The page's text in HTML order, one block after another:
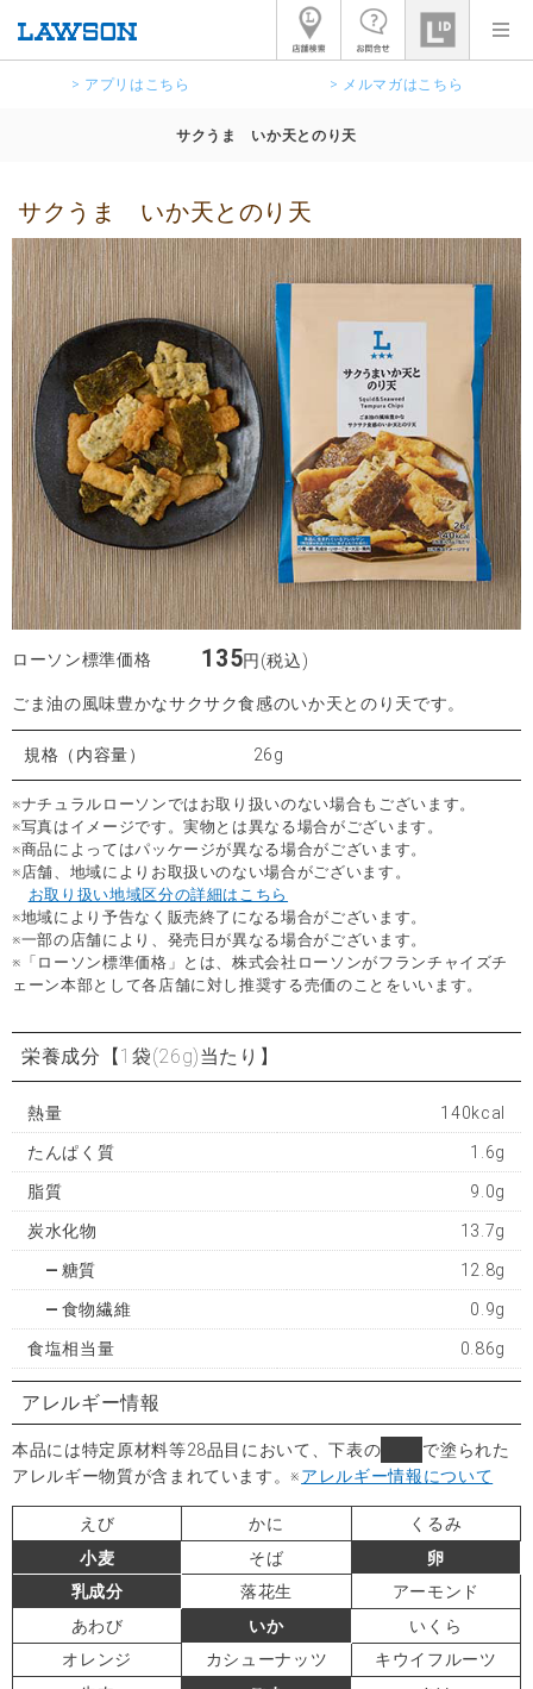
> アプリはこちら > メルマガはこちら
サクうま いか天とのり天
サクうま いか天とのり天
ローソン標準価格 135円(税込)
ごま油の風味豊かなサクサク食感のいか天とのり天です。
規格（内容量） 26g
※ナチュラルローソンではお取り扱いのない場合もございます。
※写真はイメージです。実物とは異なる場合がございます。
※商品によってはパッケージが異なる場合がございます。
※店舗、地域によりお取扱いのない場合がございます。
お取り扱い地域区分の詳細はこちら
※地域により予告なく販売終了になる場合がございます。
※一部の店舗により、発売日が異なる場合がございます。
※「ローソン標準価格」とは、株式会社ローソンがフランチャイズチ
ェーン本部として各店舗に対し推奨する売価のことをいいます。
栄養成分 【1袋(26g)当たり】
熱量 140kcal
たんぱく質 1.6g
脂質 9.0g
炭水化物 13.7g
糖質 12.8g
食物繊維 0.9g
食塩相当量 0.86g
アレルギー情報
本品には特定原材料等28品目において、下表の
で塗られた
アレルギー物質が含まれています。※アレルギー情報について
えび かに
くるみ
小麦
そば
卵
乳成分
落花生
アーモンド
あわび
いか
いくら
オレンジ
カシューナッツ
キウイフルーツ